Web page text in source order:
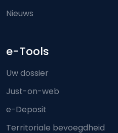
Nieuws
e-Tools
Uw dossier
Just-on-web
e-Deposit
Territoriale bevoegdheid